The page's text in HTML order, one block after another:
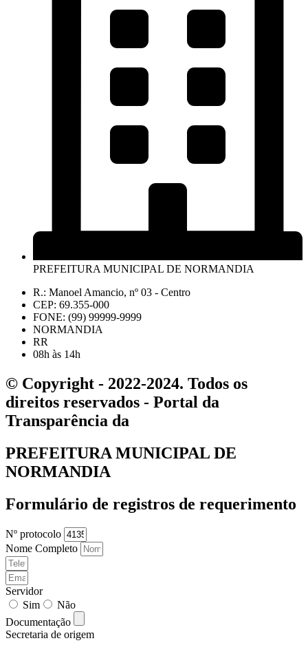
PREFEITURA MUNICIPAL DE NORMANDIA
R.: Manoel Amancio, nº 03 - Centro
CEP: 69.355-000
FONE: (99) 99999-9999
NORMANDIA
RR
08h às 14h
© Copyright - 2022-2024. Todos os
direitos reservados - Portal da
Transparência da
PREFEITURA MUNICIPAL DE
NORMANDIA
Formulário de registros de requerimento
Nº protocolo
Nome Completo
Servidor
Sim
Não
Documentação
Secretaria de origem